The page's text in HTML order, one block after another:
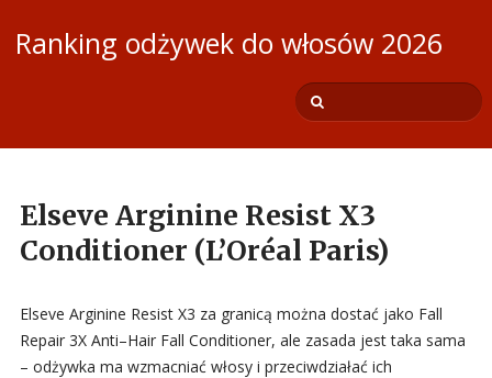
Ranking odżywek do włosów 2026
Elseve Arginine Resist X3
Conditioner (L’Oréal Paris)
Elseve Arginine Resist X3 za granicą można dostać jako Fall
Repair 3X Anti–Hair Fall Conditioner, ale zasada jest taka sama
– odżywka ma wzmacniać włosy i przeciwdziałać ich